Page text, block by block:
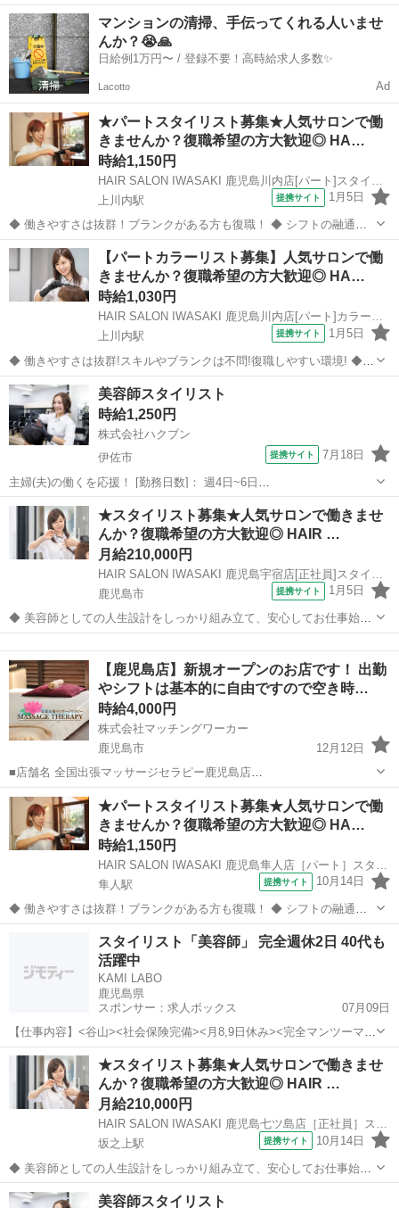
にある美容室「TENTOUMUSHI HAIR（テントウムシヘアー）」で
す。 この度、お店を一緒に盛り上げてくれる新しいスタッフを募集し
ます！ 【お仕事内容】...
鹿児島 姶良市
マンションの清掃、手伝ってくれる人いませ
んか？😭🙏
日給例1万円〜 / 登録不要！高時給求人多数✨
Lacotto Ad
★パートスタイリスト募集★人気サロンで働
きませんか？復職希望の方大歓迎◎ HA…
時給1,150円
上川内駅
提携サイト 1月5日
◆ 働きやすさは抜群！ブランクがある方も復職！ ◆ シフトの融通が
利くため、自分のライフスタイルに合わせて働けます◎ブランクのあ
る方も分かりやすいレッスンで技術に自信をつけてから安心してデビ
ューできます 働きやすさは抜群...
鹿児島 薩摩川内市 上川内駅 美容師
【パートカラーリスト募集】人気サロンで働
きませんか？復職希望の方大歓迎◎ HA…
時給1,030円
HAIR SALON IWASAKI 鹿児島川内店[パート]カラーリスト(株式会社ハクブン)
上川内駅
提携サイト 1月5日
◆ 働きやすさは抜群!スキルやブランクは不問!復職しやすい環境! ◆
自分のライフスタイルに合わせて働けます。 ブランクのある方も、分
かりやすいレッスンで技術に自信をつけてから安心してデビューでき
ますよ。 働きやすさは抜...
鹿児島 薩摩川内市 上川内駅 美容師
美容師スタイリスト
時給1,250円
株式会社ハクブン
伊佐市
提携サイト 7月18日
主婦(夫)の働くを応援！ [勤務日数]： 週4日~6日
09:00~12:00/10:00~14:00/13:00~16:00/15:00~18:00/09:00~18:00 月/
火/水/木/金/土/日 などから選べます ...
鹿児島 伊佐市 美容師
★スタイリスト募集★人気サロンで働きませ
んか？復職希望の方大歓迎◎ HAIR …
月給210,000円
鹿児島市
提携サイト 1月5日
◆ 美容師としての人生設計をしっかり組み立て、安心してお仕事始め
ませんか？ ◆ 美容師として定年の75歳まで安心して働ける環境を整
え、技術だけではなく、マネジメント業務なども幅広く学べます。 美
容師としての人生設計をしっ...【鹿児島店】新規オープンのお店です！ 出勤
やシフトは基本的に自由ですので空き時…
時給4,000円
株式会社マッチングワーカー
鹿児島市
12月12日
■店舗名 全国出張マッサージセラピー鹿児島店
https://massageserapijapan.wixsite.com/kagoshima ■業種 出張マッサ
ージ ■仕事内容 各派遣エリアのお客様の...
鹿児島 鹿児島市 マッサージ 居場所
★パートスタイリスト募集★人気サロンで働
きませんか？復職希望の方大歓迎◎ HA…
時給1,150円
隼人駅
提携サイト 10月14日
◆ 働きやすさは抜群！ブランクがある方も復職！ ◆ シフトの融通が
利くため、自分のライフスタイルに合わせて働けます◎ブランクのあ
る方も分かりやすいレッスンで技術に自信をつけてから安心してデビ
ューできます 働きやすさは抜群...
隼人駅 美容師
スタイリスト「美容師」 完全週休2日 40代も
活躍中
KAMI LABO
鹿児島県
スポンサー：求人ボックス
07月09日
【仕事内容】<谷山><社会保険完備><月8,9日休み><完全マンツーマン
><高単価サロン><ママさん美容師歓迎>ライフスタイルに合わせた働
き方が可能!髪質改善特化の高単価サロン!「KAMI LABO(カミラボ)」
からスタイリスト(...
アルバイト・パート / 業務委託
★スタイリスト募集★人気サロンで働きませ
んか？復職希望の方大歓迎◎ HAIR …
月給210,000円
HAIR SALON IWASAKI 鹿児島七ツ島店［正社員］スタイリスト(株式会社ハクブン)
坂之上駅
提携サイト 10月14日
◆ 美容師としての人生設計をしっかり組み立て、安心してお仕事始め
ませんか？ ◆ 美容師として定年の75歳まで安心して働ける環境を整
え、技術だけではなく、マネジメント業務なども幅広く学べます。 美
鹿児島 鹿児島市 坂之上駅 美容師
美容師スタイリスト